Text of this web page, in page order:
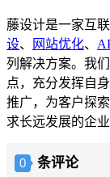
藤设计是一家互
设、 网站优化、
列解决方案。我
点，充分发挥自
推广，为客户探
求长远发展的企业
0 条评论